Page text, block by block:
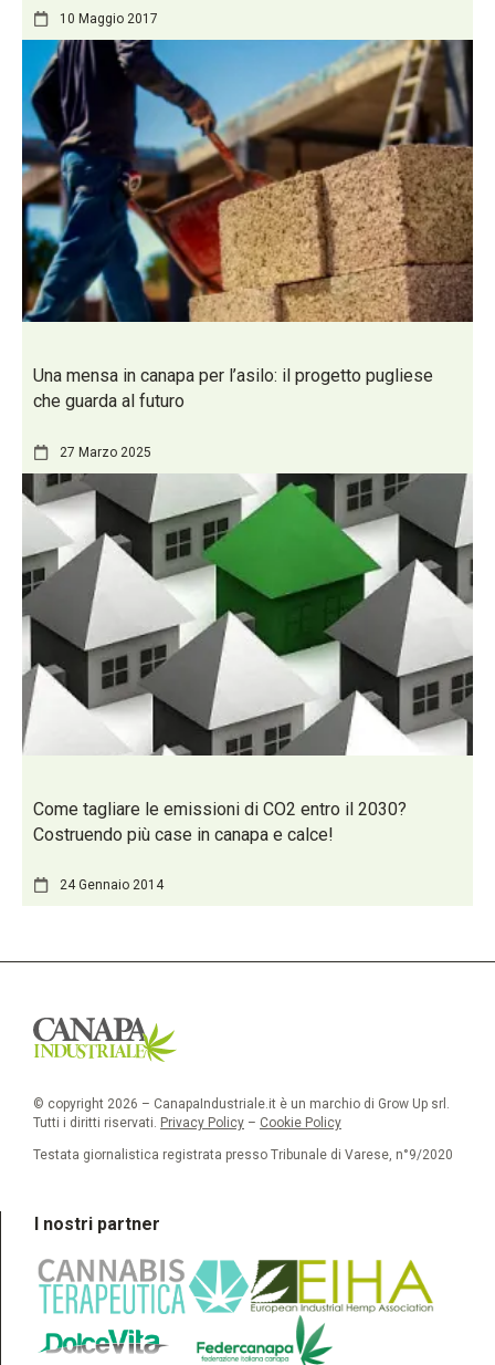
10 Maggio 2017
Una mensa in canapa per l’asilo: il progetto pugliese
che guarda al futuro
27 Marzo 2025
Come tagliare le emissioni di CO2 entro il 2030?
Costruendo più case in canapa e calce!
24 Gennaio 2014
© copyright 2026 – CanapaIndustriale.it è un marchio di Grow Up srl.
Tutti i diritti riservati. Privacy Policy – Cookie Policy
Testata giornalistica registrata presso Tribunale di Varese, n°9/2020
I nostri partner